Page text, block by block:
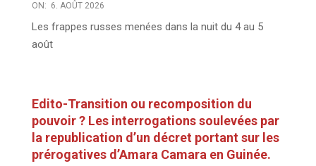
ON: 6. AOÛT 2026
Les frappes russes menées dans la nuit du 4 au 5
août
Edito-Transition ou recomposition du
pouvoir ? Les interrogations soulevées par
la republication d’un décret portant sur les
prérogatives d’Amara Camara en Guinée.